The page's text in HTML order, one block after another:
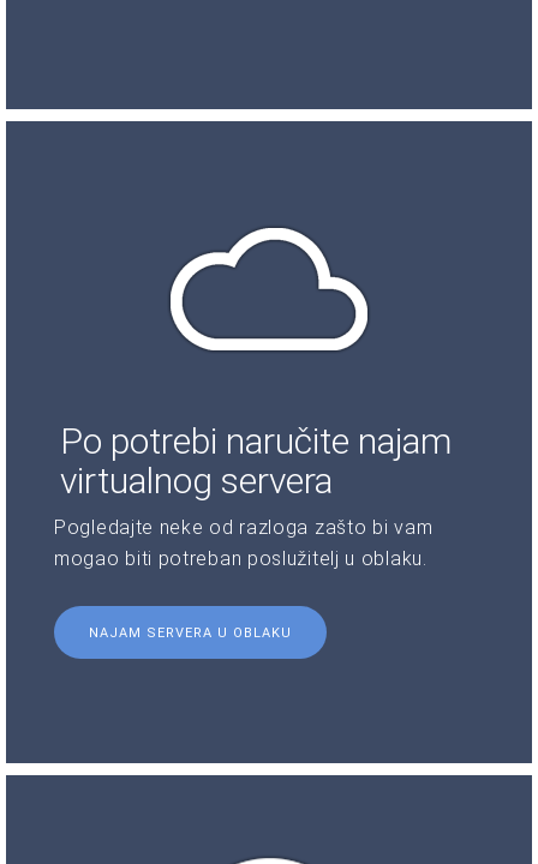
Po potrebi naručite najam
virtualnog servera
Pogledajte neke od razloga zašto bi vam
mogao biti potreban poslužitelj u oblaku.
NAJAM SERVERA U OBLAKU